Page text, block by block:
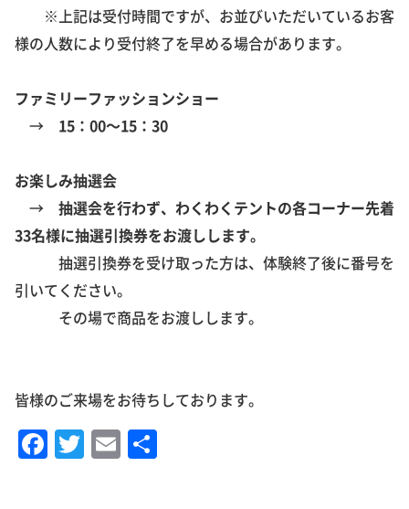
※上記は受付時間ですが、お並びいただいているお客
様の人数により受付終了を早める場合があります。
ファミリーファッションショー
→ 15：00～15：30
お楽しみ抽選会
→ 抽選会を行わず、わくわくテントの各コーナー先着
33名様に抽選引換券をお渡しします。
抽選引換券を受け取った方は、体験終了後に番号を
引いてください。
その場で商品をお渡しします。
皆様のご来場をお待ちしております。
F
a
T
w
E
m